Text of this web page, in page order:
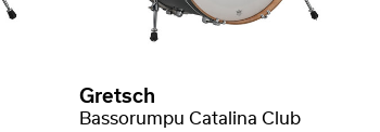
Gretsch
Bassorumpu Catalina Club